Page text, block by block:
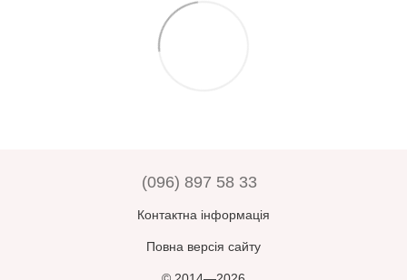
(096) 897 58 33
Контактна інформація
Повна версія сайту